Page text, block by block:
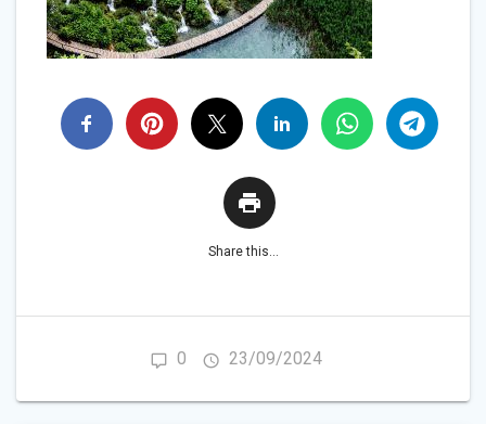
Share this...
0 23/09/2024